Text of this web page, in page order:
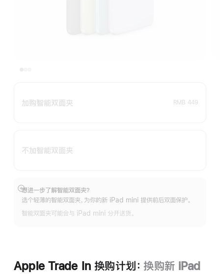
加购智能双面夹 RMB 449
不加智能双面夹
想进一步了解智能双面夹？
选个轻薄的智能双面夹，为你的新 iPad mini 提供前后双面保护。
智能双面夹可能会与 iPad mini 分开送货。
展
开
Apple Trade In 换购计划： 换购新 iPad